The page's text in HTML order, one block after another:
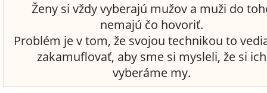
Ženy si vždy vyberajú mužov a muži do
nemajú čo hovoriť.
Problém je v tom, že svojou technikou to
zakamuflovať, aby sme si mysleli, že si ich
vyberáme my.